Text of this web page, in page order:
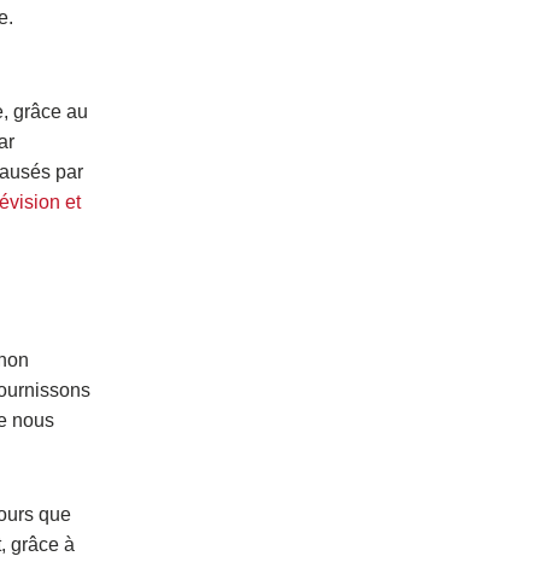
grâce au
par
et
nous
que
grâce à